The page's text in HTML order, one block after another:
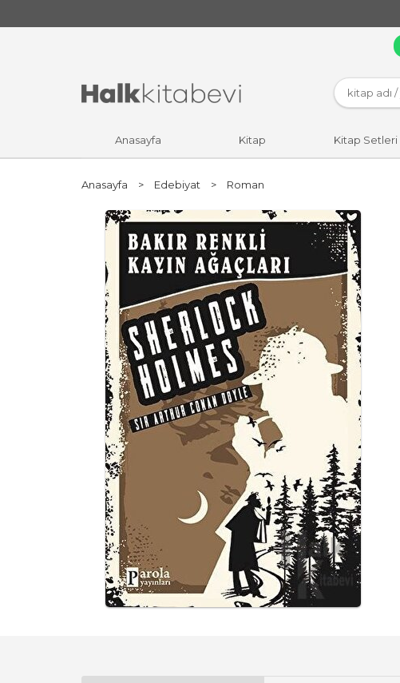
Anasayfa Kitap Kitap Setleri
Anasayfa > Edebiyat > Roman